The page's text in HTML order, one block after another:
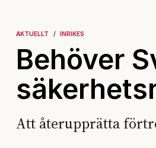
AKTUELLT INRIKES
Behöver
Att återupprätta